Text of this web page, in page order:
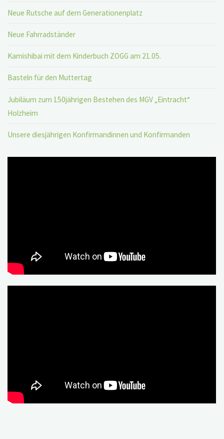
Neue Rutsche auf dem Generationenplatz
Neue Fahrradständer
Kamishibai mit dem Kinderbuch ZOGG am 21.05.
Basteln für den Muttertag
Jubiläum zum 150jährigen Bestehen des MGV „Eintracht“
Holzheim
Unsere diesjährigen Konfirmandinnen und Konfirmanden